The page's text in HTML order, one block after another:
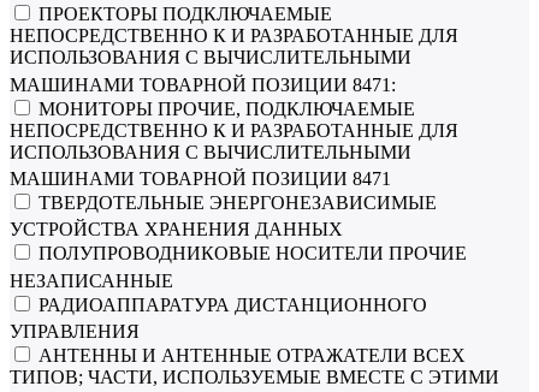
ПРОЕКТОРЫ ПОДКЛЮЧАЕМЫЕ
НЕПОСРЕДСТВЕННО К И РАЗРАБОТАННЫЕ ДЛЯ
ИСПОЛЬЗОВАНИЯ С ВЫЧИСЛИТЕЛЬНЫМИ
МАШИНАМИ ТОВАРНОЙ ПОЗИЦИИ 8471:
МОНИТОРЫ ПРОЧИЕ, ПОДКЛЮЧАЕМЫЕ
НЕПОСРЕДСТВЕННО К И РАЗРАБОТАННЫЕ ДЛЯ
ИСПОЛЬЗОВАНИЯ С ВЫЧИСЛИТЕЛЬНЫМИ
МАШИНАМИ ТОВАРНОЙ ПОЗИЦИИ 8471
ТВЕРДОТЕЛЬНЫЕ ЭНЕРГОНЕЗАВИСИМЫЕ
УСТРОЙСТВА ХРАНЕНИЯ ДАННЫХ
ПОЛУПРОВОДНИКОВЫЕ НОСИТЕЛИ ПРОЧИЕ
НЕЗАПИСАННЫЕ
РАДИОАППАРАТУРА ДИСТАНЦИОННОГО
УПРАВЛЕНИЯ
АНТЕННЫ И АНТЕННЫЕ ОТРАЖАТЕЛИ ВСЕХ
ТИПОВ; ЧАСТИ, ИСПОЛЬЗУЕМЫЕ ВМЕСТЕ С ЭТИМИ